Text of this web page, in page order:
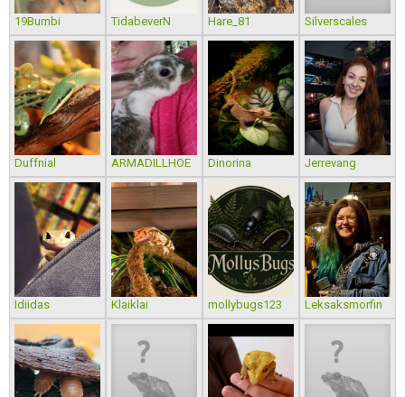
19Bumbi TidabeverN Hare_81 Silverscales
Duffnial ARMADILLHOE Dinorina Jerrevang
Idiidas Klaiklai mollybugs123 Leksaksmorfin